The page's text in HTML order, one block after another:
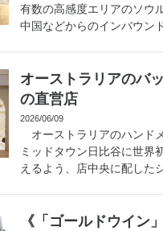
有数の高感度エリアのソウ
中国などからのインバウン
オーストラリアのバ
の直営店
2026/06/09
オーストラリアのハンド
ミッドタウン日比谷に世界
えるよう、店中央に配した
《「ゴールドウイン